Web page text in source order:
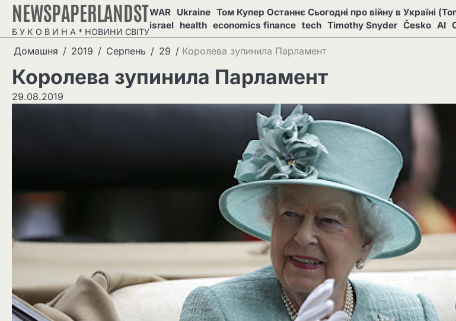
Перейти
вмісту
NEWSPAPERLANDST
Б У К О В И Н А * НОВИНИ СВІТУ
WAR Ukraine Том Купер Останнє Сьогодні про війну в Україні
israel health economics finance tech Timothy Snyder Česko AI
Домашня 2019 Серпень 29 Королева зупинила Парламент
Королева зупинила Парламент
29.08.2019